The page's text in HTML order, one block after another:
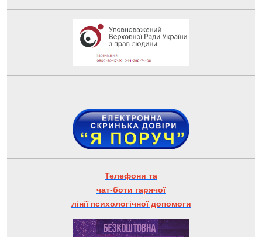
Телефони та
чат-боти гарячої
лінії психологічної допомоги